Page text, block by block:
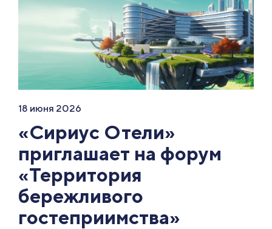
18 июня 2026
«Сириус Отели»
приглашает на форум
«Территория
бережливого
гостеприимства»